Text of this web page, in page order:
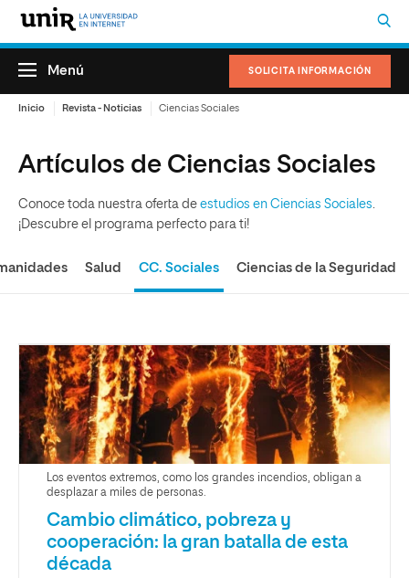
SOLICITA INFORMACIÓN
Menú
Inicio Revista - Noticias Ciencias Sociales
Artículos de Ciencias Sociales
Conoce toda nuestra oferta de estudios en Ciencias Sociales.
¡Descubre el programa perfecto para ti!
Salud CC. Sociales Ciencias de la Seguridad
Los eventos extremos, como los grandes incendios, obligan a
desplazar a miles de personas.
Cambio climático, pobreza y
cooperación: la gran batalla de esta
década